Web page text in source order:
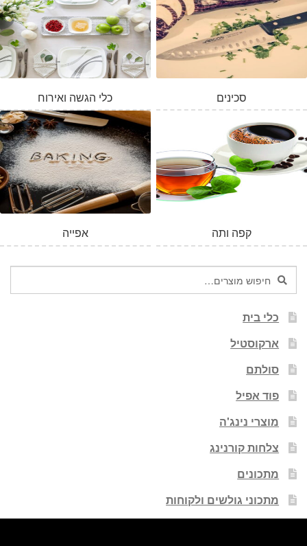
כלי הגשה ואירוח סכינים
אפייה קפה ותה
חיפוש
עבור:
חיפוש
כלי בית
ארקוסטיל
סולתם
פוד אפיל
מוצרי נינג'ה
צלחות קורנינג
מתכונים
מתכוני גולשים ולקוחות